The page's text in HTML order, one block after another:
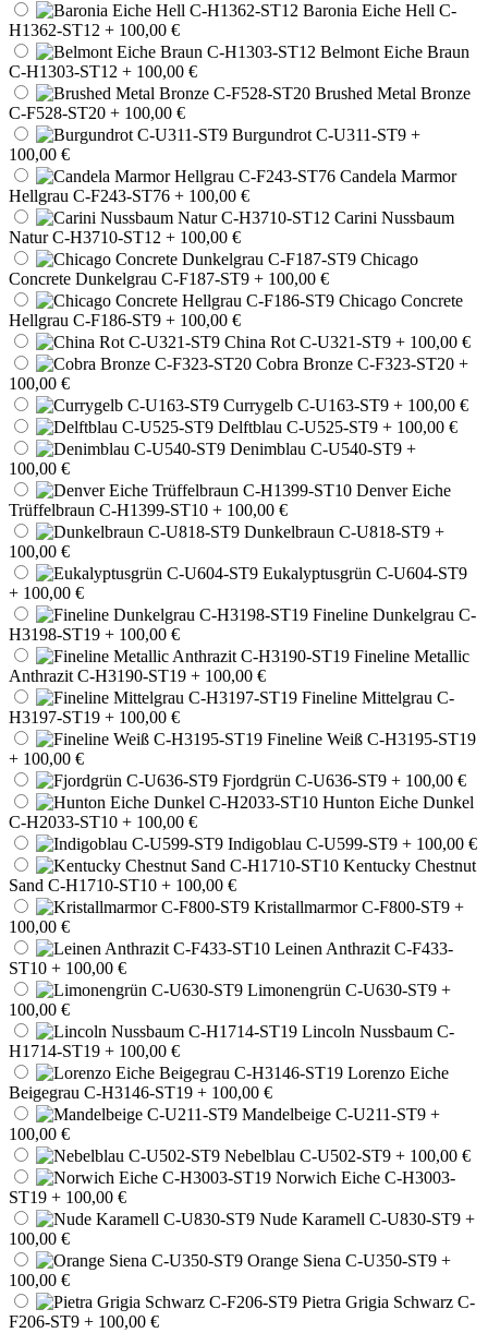
Baronia Eiche Hell C-
H1362-ST12 + 100,00 €
Belmont Eiche Braun
C-H1303-ST12 + 100,00 €
Brushed Metal Bronze
C-F528-ST20 + 100,00 €
Burgundrot C-U311-ST9 +
100,00 €
Candela Marmor
Hellgrau C-F243-ST76 + 100,00 €
Carini Nussbaum
Natur C-H3710-ST12 + 100,00 €
Chicago
Concrete Dunkelgrau C-F187-ST9 + 100,00 €
Chicago Concrete
Hellgrau C-F186-ST9 + 100,00 €
China Rot C-U321-ST9 + 100,00 €
Cobra Bronze C-F323-ST20 +
100,00 €
Currygelb C-U163-ST9 + 100,00 €
Delftblau C-U525-ST9 + 100,00 €
Denimblau C-U540-ST9 +
100,00 €
Denver Eiche
Trüffelbraun C-H1399-ST10 + 100,00 €
Dunkelbraun C-U818-ST9 +
100,00 €
Eukalyptusgrün C-U604-ST9
+ 100,00 €
Fineline Dunkelgrau C-
H3198-ST19 + 100,00 €
Fineline Metallic
Anthrazit C-H3190-ST19 + 100,00 €
Fineline Mittelgrau C-
H3197-ST19 + 100,00 €
Fineline Weiß C-H3195-ST19
+ 100,00 €
Fjordgrün C-U636-ST9 + 100,00 €
Hunton Eiche Dunkel
C-H2033-ST10 + 100,00 €
Indigoblau C-U599-ST9 + 100,00 €
Kentucky Chestnut
Sand C-H1710-ST10 + 100,00 €
Kristallmarmor C-F800-ST9 +
100,00 €
Leinen Anthrazit C-F433-
ST10 + 100,00 €
Limonengrün C-U630-ST9 +
100,00 €
Lincoln Nussbaum C-
H1714-ST19 + 100,00 €
Lorenzo Eiche
Beigegrau C-H3146-ST19 + 100,00 €
Mandelbeige C-U211-ST9 +
100,00 €
Nebelblau C-U502-ST9 + 100,00 €
Norwich Eiche C-H3003-
ST19 + 100,00 €
Nude Karamell C-U830-ST9 +
100,00 €
Orange Siena C-U350-ST9 +
100,00 €
Pietra Grigia Schwarz C-
F206-ST9 + 100,00 €